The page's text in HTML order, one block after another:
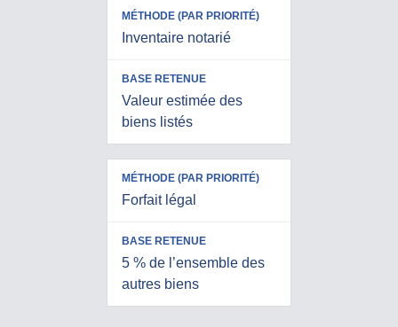
Inventaire notarié
Valeur estimée des
biens listés
Forfait légal
5 % de l’ensemble des
autres biens